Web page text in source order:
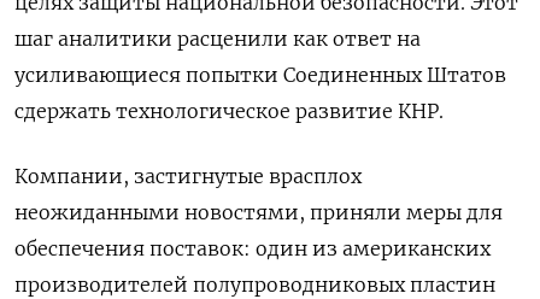
шаг аналитики расценили как ответ на
усиливающиеся попытки Соединенных Штатов
сдержать технологическое развитие КНР.
Компании, застигнутые врасплох
неожиданными новостями, приняли меры для
обеспечения поставок: один из американских
производителей полупроводниковых пластин